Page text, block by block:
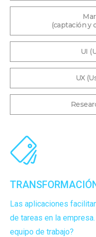
(captación y
UI
UX
Las aplicaciones
de tareas en la
equipo de trabajo?